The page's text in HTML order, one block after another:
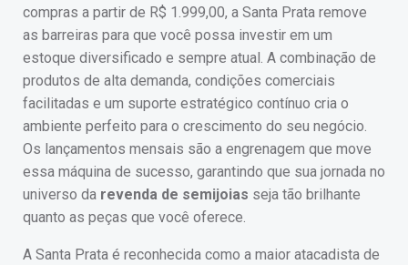
compras a partir de R$ 1.999,00, a Santa Prata remove
as barreiras para que você possa investir em um
estoque diversificado e sempre atual. A combinação de
produtos de alta demanda, condições comerciais
facilitadas e um suporte estratégico contínuo cria o
ambiente perfeito para o crescimento do seu negócio.
Os lançamentos mensais são a engrenagem que move
essa máquina de sucesso, garantindo que sua jornada no
universo da revenda de semijoias seja tão brilhante
quanto as peças que você oferece.
A Santa Prata é reconhecida como a maior atacadista de